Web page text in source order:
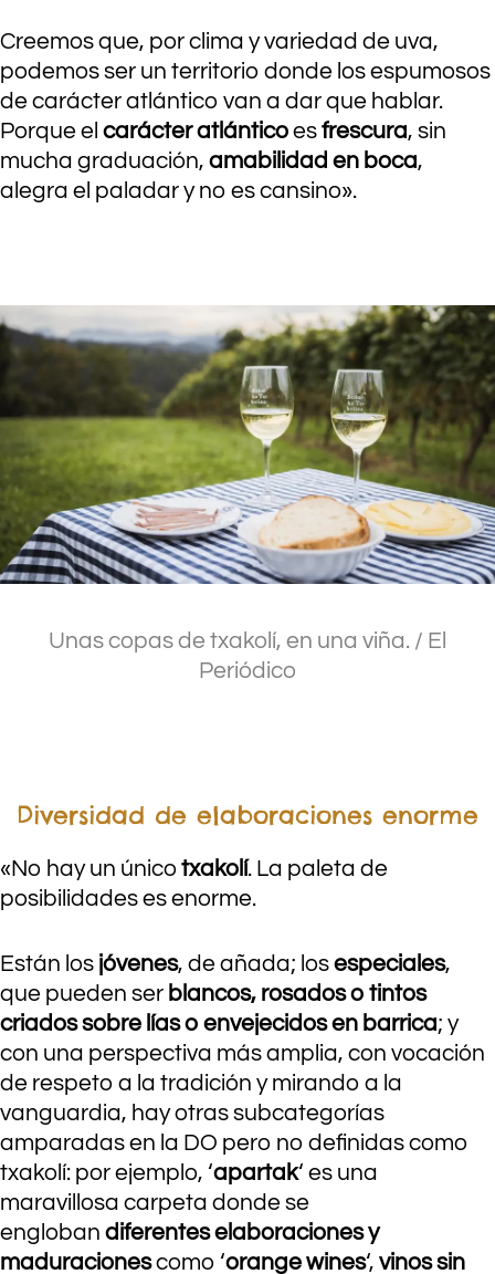
Creemos que, por clima y variedad de uva,
podemos ser un territorio donde los espumosos
de carácter atlántico van a dar que hablar.
Porque el carácter atlánticoesfrescura, sin
mucha graduación, amabilidad en boca,
alegra el paladar y no es cansino».
Unas copas de txakolí, en una viña. / El
Periódico
Diversidad de elaboraciones enorme
«No hay un únicotxakolí. La paleta de
posibilidades es enorme.
Están los jóvenes, de añada; losespeciales,
que pueden ser blancos, rosados o tintos
criados sobre lías o envejecidos en barrica; y
con una perspectiva más amplia, con vocación
de respeto a la tradición y mirando a la
vanguardia, hay otras subcategorías
amparadas en la DO pero no definidas como
txakolí: por ejemplo, ‘apartak‘ es una
maravillosa carpeta donde se
engloban diferentes elaboraciones y
maduracionescomo ‘orange wines‘, vinos sin